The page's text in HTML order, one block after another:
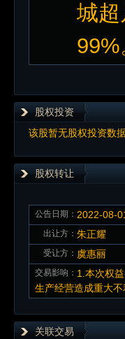
城超
99%
股权投资
该股暂无股权投资数
股权转让
公告日期： 2022-08-
出让方： 朱正耀
受让方： 虞惠丽
交易影响： 1.本次权
生产经营造成重大不
关联交易